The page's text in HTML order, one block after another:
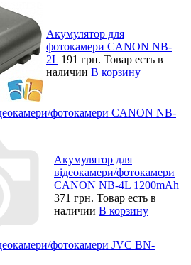
Акумулятор для
фотокамери CANON NB-
2L 191 грн. Товар есть в
наличии В корзину
фотокамери CANON NB-
Акумулятор для
відеокамери/фотокамери
CANON NB-4L 1200mAh
371 грн. Товар есть в
наличии В корзину
фотокамери JVC BN-